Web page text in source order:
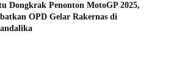
Dongkrak Penonton MotoGP 2025,
OPD Gelar Rakernas di